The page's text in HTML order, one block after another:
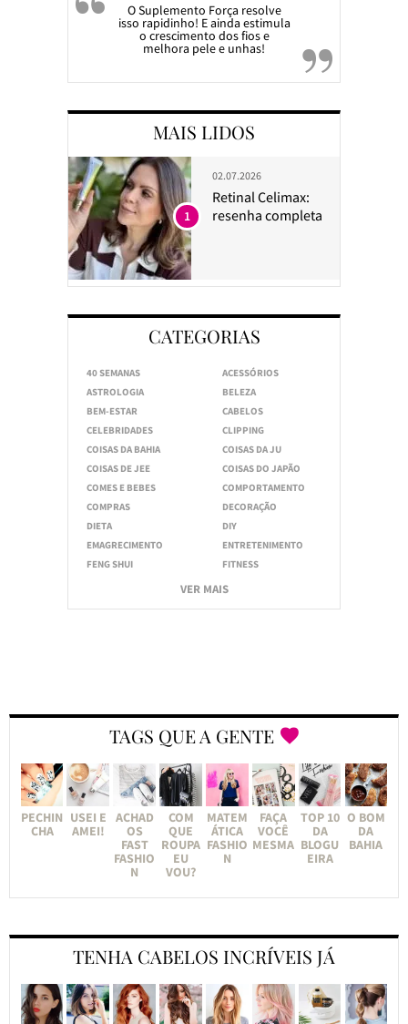
O Suplemento Força resolve
isso rapidinho! E ainda estimula
o crescimento dos fios e
melhora pele e unhas!
MAIS LIDOS
02.07.2026
Retinal Celimax:
resenha completa
1
CATEGORIAS
40 SEMANAS
ACESSÓRIOS
ASTROLOGIA
BELEZA
BEM-ESTAR
CABELOS
CELEBRIDADES
CLIPPING
COISAS DA BAHIA
COISAS DA JU
COISAS DE JEE
COISAS DO JAPÃO
COMES E BEBES
COMPORTAMENTO
COMPRAS
DECORAÇÃO
DIETA
DIY
EMAGRECIMENTO
ENTRETENIMENTO
FENG SHUI
FITNESS
VER MAIS
TAGS QUE A GENTE
PECHIN
CHA
USEI E
AMEI!
ACHAD
OS
FAST
FASHIO
N
COM
QUE
ROUPA
EU
VOU?
MATEM
ÁTICA
FASHIO
N
FAÇA
VOCÊ
MESMA
TOP 10
DA
BLOGU
EIRA
O BOM
DA
BAHIA
TENHA CABELOS INCRÍVEIS JÁ